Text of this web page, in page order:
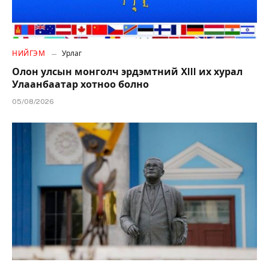
НИЙГЭМ Урлаг
Олон улсын монголч эрдэмтний XIII их хурал
Улаанбаатар хотноо болно
05/08/2026